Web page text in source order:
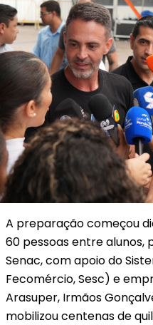
A preparação começou
60 pessoas entre alunos,
Senac, com apoio do
Fecomércio, Sesc) e
Arasuper, Irmãos
mobilizou centenas de